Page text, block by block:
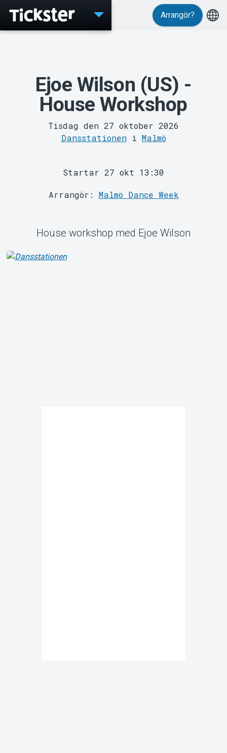
MyTickster
Arrangör?
Ejoe Wilson (US) -
House Workshop
Tisdag den 27 oktober 2026
Dansstationeni Malmö
Startar 27 okt 13:30
Arrangör: Malmö Dance Week
House workshop med Ejoe Wilson